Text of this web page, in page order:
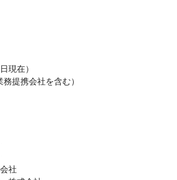
現在）
提携会社を含む）
社